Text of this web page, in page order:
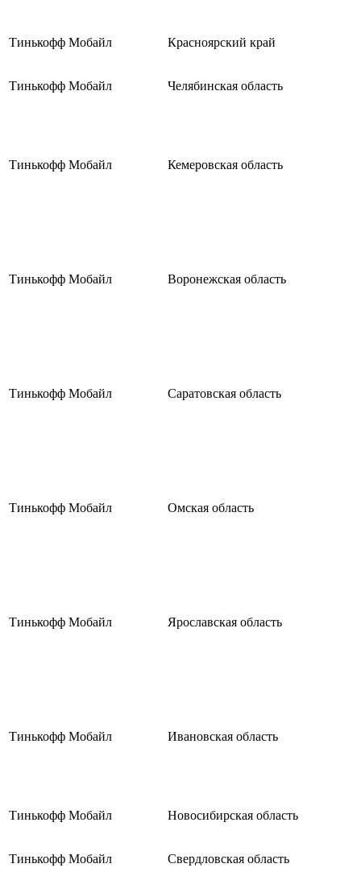
Тинькофф Мобайл Красноярский край
Тинькофф Мобайл Челябинская область
Тинькофф Мобайл Кемеровская область
Тинькофф Мобайл Воронежская область
Тинькофф Мобайл Саратовская область
Тинькофф Мобайл Омская область
Тинькофф Мобайл Ярославская область
Тинькофф Мобайл Ивановская область
Тинькофф Мобайл Новосибирская область
Тинькофф Мобайл Свердловская область